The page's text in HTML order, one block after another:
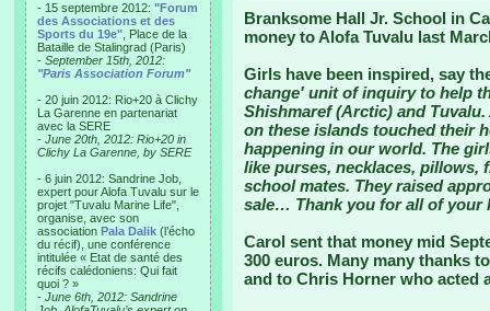
- 15 septembre 2012: "Forum
des Associations et des
Sports du 19e" , Place de la
Bataille de Stalingrad (Paris)
- September 15th, 2012:
"Paris Association Forum"
- 20 juin 2012: Rio+20 à Clichy
La Garenne en partenariat
avec la SERE
- June 20th, 2012: Rio+20 in
Clichy La Garenne, by SERE
- 6 juin 2012: Sandrine Job,
expert pour Alofa Tuvalu sur le
projet "Tuvalu Marine Life",
organise, avec son
association Pala Dalik (l’écho
du récif), une conférence
intitulée « Etat de santé des
récifs calédoniens: Qui fait
quoi ? »
- June 6th, 2012: Sandrine
Branksome Hall Jr. School in
money to Alofa Tuvalu last
Girls have been inspired, say
change' unit of inquiry to help
Shishmaref (Arctic) and
on these islands touched their
happening in our world. The
like purses, necklaces, pillows,
school mates. They raised
sale… Thank you for all of your
Carol sent that money mid
300 euros. Many many thanks
and to Chris Horner who acted